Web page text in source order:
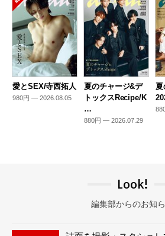
愛とSEX/寺西拓人
980円 — 2026.08.05
夏のチャージ&デ
トックスRecipe/K
…
880円 — 2026.07.29
夏
Look!
編集部からのお知